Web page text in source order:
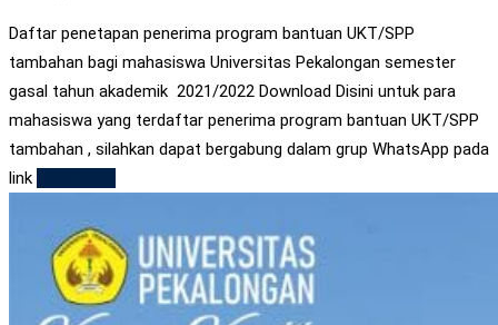
Daftar penetapan penerima program bantuan UKT/SPP
tambahan bagi mahasiswa Universitas Pekalongan semester
gasal tahun akademik 2021/2022 Download Disini untuk para
mahasiswa yang terdaftar penerima program bantuan UKT/SPP
tambahan , silahkan dapat bergabung dalam grup WhatsApp pada
link